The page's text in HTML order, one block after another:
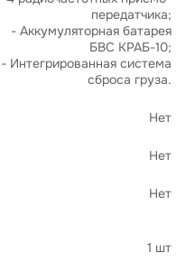
передатчика;
- Аккумуляторная батарея
БВС КРАБ-10;
- Интегрированная система
сброса груза.
Нет
Нет
Нет
1 шт